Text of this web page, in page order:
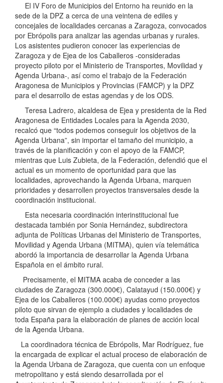
El IV Foro de Municipios del Entorno ha reunido en la
sede de la DPZ a cerca de una veintena de ediles y
concejales de localidades cercanas a Zaragoza, convocados
por Ebrópolis para analizar las agendas urbanas y rurales.
Los asistentes pudieron conocer las experiencias de
Zaragoza y de Ejea de los Caballeros -consideradas
proyecto piloto por el Ministerio de Transportes, Movilidad y
Agenda Urbana-, así como el trabajo de la Federación
Aragonesa de Municipios y Provincias (FAMCP) y la DPZ
para el desarrollo de estas agendas y de los ODS.
Teresa Ladrero, alcaldesa de Ejea y presidenta de la Red
Aragonesa de Entidades Locales para la Agenda 2030,
recalcó que “todos podemos conseguir los objetivos de la
Agenda Urbana”, sin importar el tamaño del municipio, a
través de la planificación y con el apoyo de la FAMCP,
mientras que Luis Zubieta, de la Federación, defendió que el
actual es un momento de oportunidad para que las
localidades, aprovechando la Agenda Urbana, marquen
prioridades y desarrollen proyectos transversales desde la
coordinación institucional.
Esta necesaria coordinación interinstitucional fue
destacada también por Sonia Hernández, subdirectora
adjunta de Políticas Urbanas del Ministerio de Transportes,
Movilidad y Agenda Urbana (MITMA), quien vía telemática
abordó la importancia de desarrollar la Agenda Urbana
Española en el ámbito rural.
Precisamente, el MITMA acaba de conceder a las
ciudades de Zaragoza (300.000€), Calatayud (150.000€) y
Ejea de los Caballeros (100.000€) ayudas como proyectos
piloto que sirvan de ejemplo a ciudades y localidades de
toda España para la elaboración de planes de acción local
de la Agenda Urbana.
La coordinadora técnica de Ebrópolis, Mar Rodríguez, fue
la encargada de explicar el actual proceso de elaboración de
la Agenda Urbana de Zaragoza, que cuenta con un enfoque
metropolitano y está siendo desarrollada por el